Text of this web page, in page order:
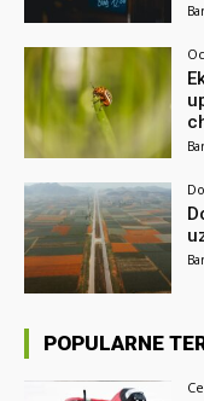
POPULARNE